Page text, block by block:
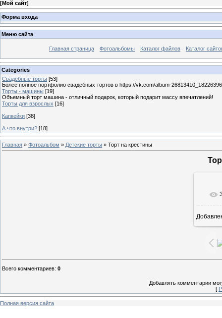
[Мой сайт]
Форма входа
Меню сайта
Главная страница Фотоальбомы Каталог файлов Каталог
Categories
Свадебные торты [53]
Более полное портфолио свадебных тортов в https://vk.com/album-
Торты - машины [19]
Объемный торт машина - отличный подарок, который подарит массу впечатлений!
Торты для взрослых [16]
Капкейки [38]
А что внутри? [18]
Главная » Фотоальбом » Детские торты » Торт на крестины
Всего комментариев: 0
Добавлять комментарии
[
Полная версия сайта